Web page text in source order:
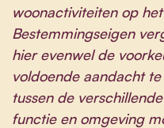
woonactiviteiten op
Bestemmingseigen
hier evenwel de
voldoende aandacht
tussen de
functie en omgeving